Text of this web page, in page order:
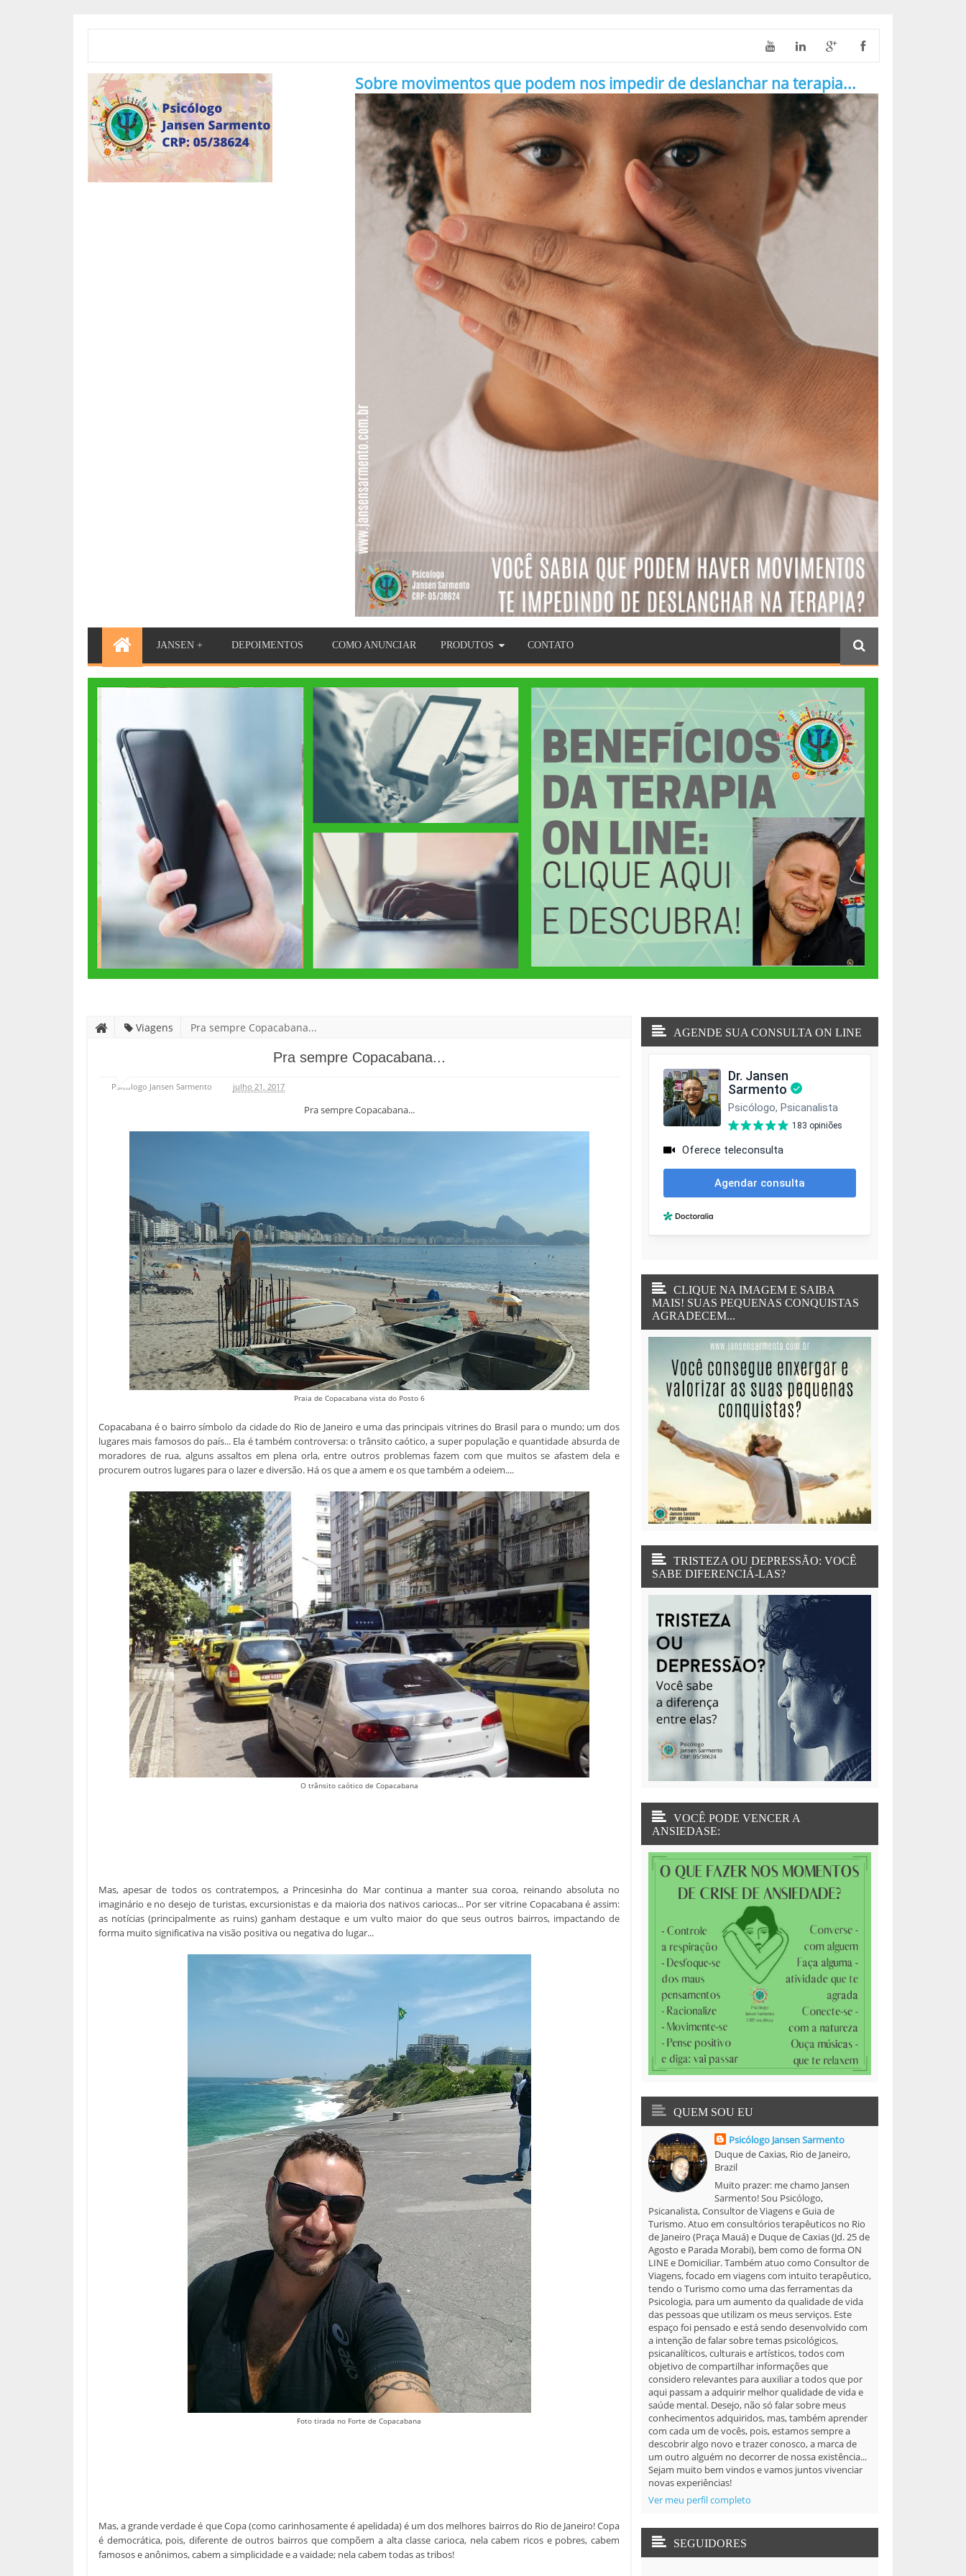
Sobre movimentos que podem nos impedir de deslanchar na terapia...
JANSEN + DEPOIMENTOS COMO ANUNCIAR PRODUTOS CONTATO
Viagens Pra sempre Copacabana...
Pra sempre Copacabana...
Psicólogo Jansen Sarmento julho 21, 2017
Pra sempre Copacabana...
Praia de Copacabana vista do Posto 6
Copacabana é o bairro símbolo da cidade do Rio de Janeiro e uma das principais vitrines do Brasil para o mundo; um dos
lugares mais famosos do país... Ela é também controversa: o trânsito caótico, a super população e quantidade absurda de
moradores de rua, alguns assaltos em plena orla, entre outros problemas fazem com que muitos se afastem dela e
procurem outros lugares para o lazer e diversão. Há os que a amem e os que também a odeiem....
O trânsito caótico de Copacabana
Mas, apesar de todos os contratempos, a Princesinha do Mar continua a manter sua coroa, reinando absoluta no
imaginário e no desejo de turistas, excursionistas e da maioria dos nativos cariocas... Por ser vitrine Copacabana é assim:
as notícias (principalmente as ruins) ganham destaque e um vulto maior do que seus outros bairros, impactando de
forma muito significativa na visão positiva ou negativa do lugar...
Foto tirada no Forte de Copacabana
Mas, a grande verdade é que Copa (como carinhosamente é apelidada) é um dos melhores bairros do Rio de Janeiro! Copa
é democrática, pois, diferente de outros bairros que compõem a alta classe carioca, nela cabem ricos e pobres, cabem
famosos e anônimos, cabem a simplicidade e a vaidade; nela cabem todas as tribos!
AGENDE SUA CONSULTA ON LINE
CLIQUE NA IMAGEM E SAIBA
MAIS! SUAS PEQUENAS CONQUISTAS
AGRADECEM...
TRISTEZA OU DEPRESSÃO: VOCÊ
SABE DIFERENCIÁ-LAS?
VOCÊ PODE VENCER A
ANSIEDASE:
QUEM SOU EU
Psicólogo Jansen Sarmento
Duque de Caxias, Rio de Janeiro,
Brazil
Muito prazer: me chamo Jansen
Sarmento! Sou Psicólogo,
Psicanalista, Consultor de Viagens e Guia de
Turismo. Atuo em consultórios terapêuticos no Rio
de Janeiro (Praça Mauá) e Duque de Caxias (Jd. 25 de
Agosto e Parada Morabi), bem como de forma ON
LINE e Domiciliar. Também atuo como Consultor de
Viagens, focado em viagens com intuito terapêutico,
tendo o Turismo como uma das ferramentas da
Psicologia, para um aumento da qualidade de vida
das pessoas que utilizam os meus serviços. Este
espaço foi pensado e está sendo desenvolvido com
a intenção de falar sobre temas psicológicos,
psicanalíticos, culturais e artísticos, todos com
objetivo de compartilhar informações que
considero relevantes para auxiliar a todos que por
aqui passam a adquirir melhor qualidade de vida e
saúde mental. Desejo, não só falar sobre meus
conhecimentos adquiridos, mas, também aprender
com cada um de vocês, pois, estamos sempre a
descobrir algo novo e trazer conosco, a marca de
um outro alguém no decorrer de nossa existência...
Sejam muito bem vindos e vamos juntos vivenciar
novas experiências!
Ver meu perfil completo
SEGUIDORES